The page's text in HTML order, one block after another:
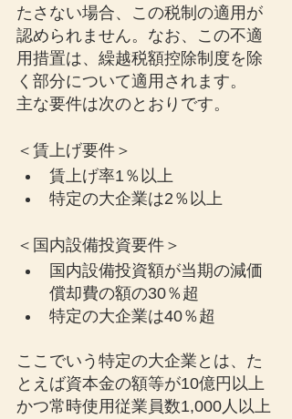
たさない場合、この税制の適用が
認められません。なお、この不適
用措置は、繰越税額控除制度を除
く部分について適用されます。
主な要件は次のとおりです。
＜賃上げ要件＞
賃上げ率1％以上
特定の大企業は2％以上
＜国内設備投資要件＞
国内設備投資額が当期の減価
償却費の額の30％超
特定の大企業は40％超
ここでいう特定の大企業とは、た
とえば資本金の額等が10億円以上
かつ常時使用従業員数1,000人以上